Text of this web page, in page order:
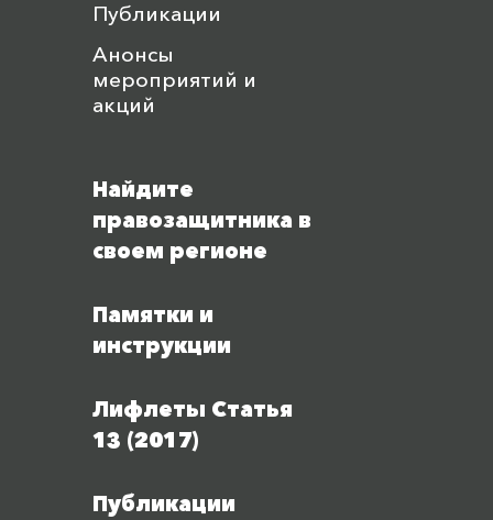
Публикации
Анонсы
мероприятий и
акций
Найдите
правозащитника в
своем регионе
Памятки и
инструкции
Лифлеты Статья
13 (2017)
Публикации